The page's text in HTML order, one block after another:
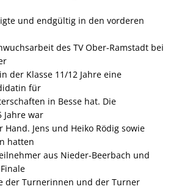
und endgültig in den vorderen
des TV Ober-Ramstadt bei
der Klasse 11/12 Jahre eine
für
in Besse hat. Die
Jahre war
Jens und Heiko Rödig sowie
hatten
aus Nieder-Beerbach und
der Turnerinnen und der Turner